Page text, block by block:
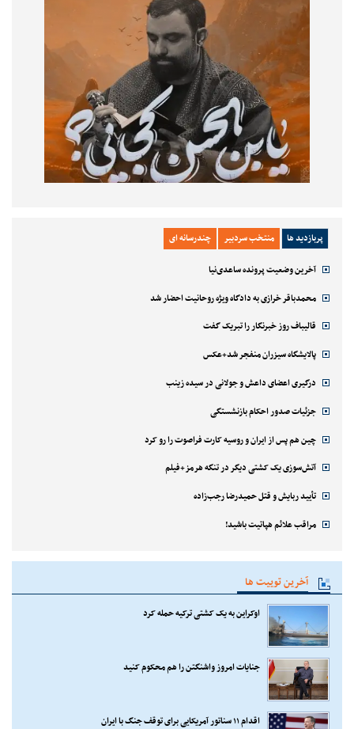
پربازدید ها منتخب سردبیر چندرسانه ای
آخرین وضعیت پرونده ساعدی‌نیا
محمدباقر خرازی به دادگاه ویژه روحانیت احضار شد
قالیباف روز خبرنگار را تبریک گفت
پالایشگاه سیزران منفجر شد+عکس
درگیری اعضای داعش و جولانی در سیده زینب
جزئیات صدور احکام بازنشستگی
چین هم پس از ایران و روسیه کارت فراصوت را رو کرد
آتش‌سوزی یک کشتی دیگر در تنگه هرمز+فیلم
تأیید ربایش و قتل حمیدرضا رجب‌زاده
مراقب علائم هپاتیت باشید!
آخرین توییت ها
اوکراین به یک کشتی ترکیه حمله کرد
جنایات امروز واشنگتن را هم محکوم کنید
اقدام ۱۱ سناتور آمریکایی برای توقف جنگ با ایران